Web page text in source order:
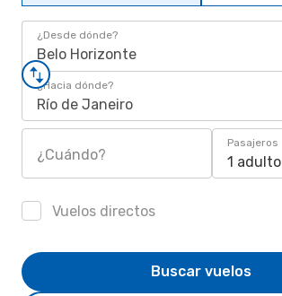
¿Desde dónde?
Belo Horizonte
¿Hacia dónde?
Río de Janeiro
¿Cuándo?
Pasajeros
1 adulto
Vuelos directos
Buscar vuelos